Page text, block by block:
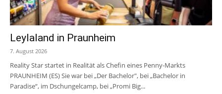
Leylaland in Praunheim
7. August 2026
Reality Star startet in Realität als Chefin eines Penny-Markts
PRAUNHEIM (ES) Sie war bei „Der Bachelor", bei „Bachelor in
Paradise“, im Dschungelcamp, bei „Promi Big...